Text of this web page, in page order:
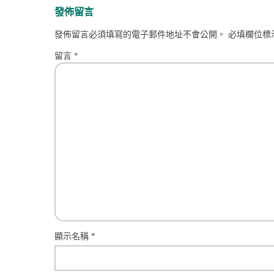
發佈留言
發佈留言必須填寫的電子郵件地址不會公開。 必填欄位
留言 *
顯示名稱 *